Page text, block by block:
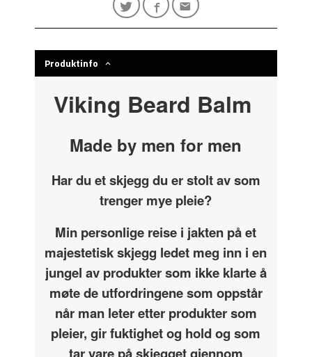
Produktinfo
Viking Beard Balm
Made by men for men
Har du et skjegg du er stolt av som
trenger mye pleie?
Min personlige reise i jakten på et
majestetisk skjegg ledet meg inn i en
jungel av produkter som ikke klarte å
møte de utfordringene som oppstår
når man leter etter produkter som
pleier, gir fuktighet og hold og som